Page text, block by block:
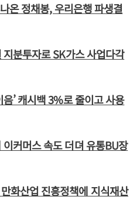
온 정채봉, 우리은행 파생결
분투자로 SK가스 사업다각
’ 캐시백 3%로 줄이고 사용
커머스 속도 더뎌 유통BU장
화산업 진흥정책에 지식재산